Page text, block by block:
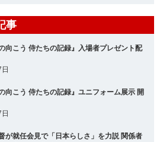
事
向こう 侍たちの記録』入場者プレゼント配
向こう 侍たちの記録』ユニフォーム展示 開
が就任会見で「日本らしさ」を力説 関係者